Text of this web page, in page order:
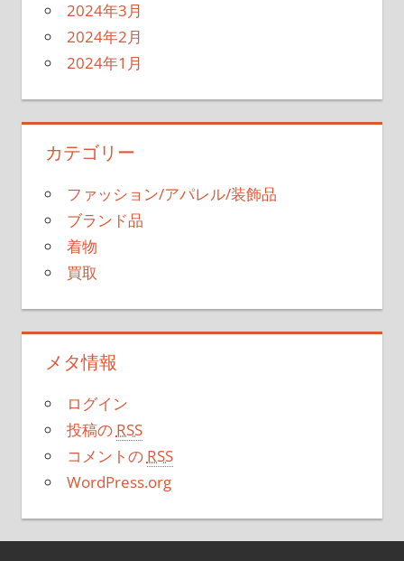
2024年3月
2024年2月
2024年1月
カテゴリー
ファッション/アパレル/装飾品
ブランド品
着物
買取
メタ情報
ログイン
投稿の RSS
コメントの RSS
WordPress.org